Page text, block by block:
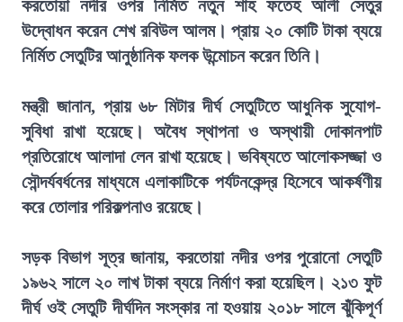
করতোয়া নদীর ওপর নির্মিত নতুন শাহ ফতেহ আলী সেতুর
উদ্বোধন করেন শেখ রবিউল আলম। প্রায় ২০ কোটি টাকা ব্যয়ে
নির্মিত সেতুটির আনুষ্ঠানিক ফলক উন্মোচন করেন তিনি।
মন্ত্রী জানান, প্রায় ৬৮ মিটার দীর্ঘ সেতুটিতে আধুনিক সুযোগ-
সুবিধা রাখা হয়েছে। অবৈধ স্থাপনা ও অস্থায়ী দোকানপাট
প্রতিরোধে আলাদা লেন রাখা হয়েছে। ভবিষ্যতে আলোকসজ্জা ও
সৌন্দর্যবর্ধনের মাধ্যমে এলাকাটিকে পর্যটনকেন্দ্র হিসেবে আকর্ষণীয়
করে তোলার পরিকল্পনাও রয়েছে।
সড়ক বিভাগ সূত্র জানায়, করতোয়া নদীর ওপর পুরোনো সেতুটি
১৯৬২ সালে ২০ লাখ টাকা ব্যয়ে নির্মাণ করা হয়েছিল। ২১৩ ফুট
দীর্ঘ ওই সেতুটি দীর্ঘদিন সংস্কার না হওয়ায় ২০১৮ সালে ঝুঁকিপূর্ণ